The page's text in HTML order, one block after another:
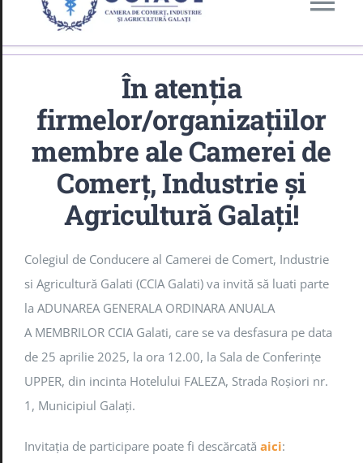
Noutăți
B.R.M. –
E.E.N
Arbitraj
GDPR
În atenția
firmelor/organizațiilor
membre ale Camerei de
Comerț, Industrie și
Agricultură Galați!
Colegiul de Conducere al Camerei de Comert, Industrie
si Agricultură Galati (CCIA Galati) va invită să luati parte
la ADUNAREA GENERALA ORDINARA ANUALA
A MEMBRILOR CCIA Galati, care se va desfasura pe data
de 25 aprilie 2025, la ora 12.00, la Sala de Conferințe
UPPER, din incinta Hotelului FALEZA, Strada Roșiori nr.
1, Municipiul Galați.
Invitația de participare poate fi descărcată aici: